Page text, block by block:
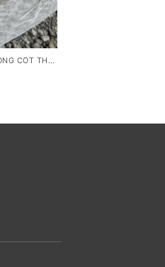
GIÁ GỐI ĐỠ ỐNG CỐNG BÊ TÔNG CỐT THÉP ĐÚC SẴN